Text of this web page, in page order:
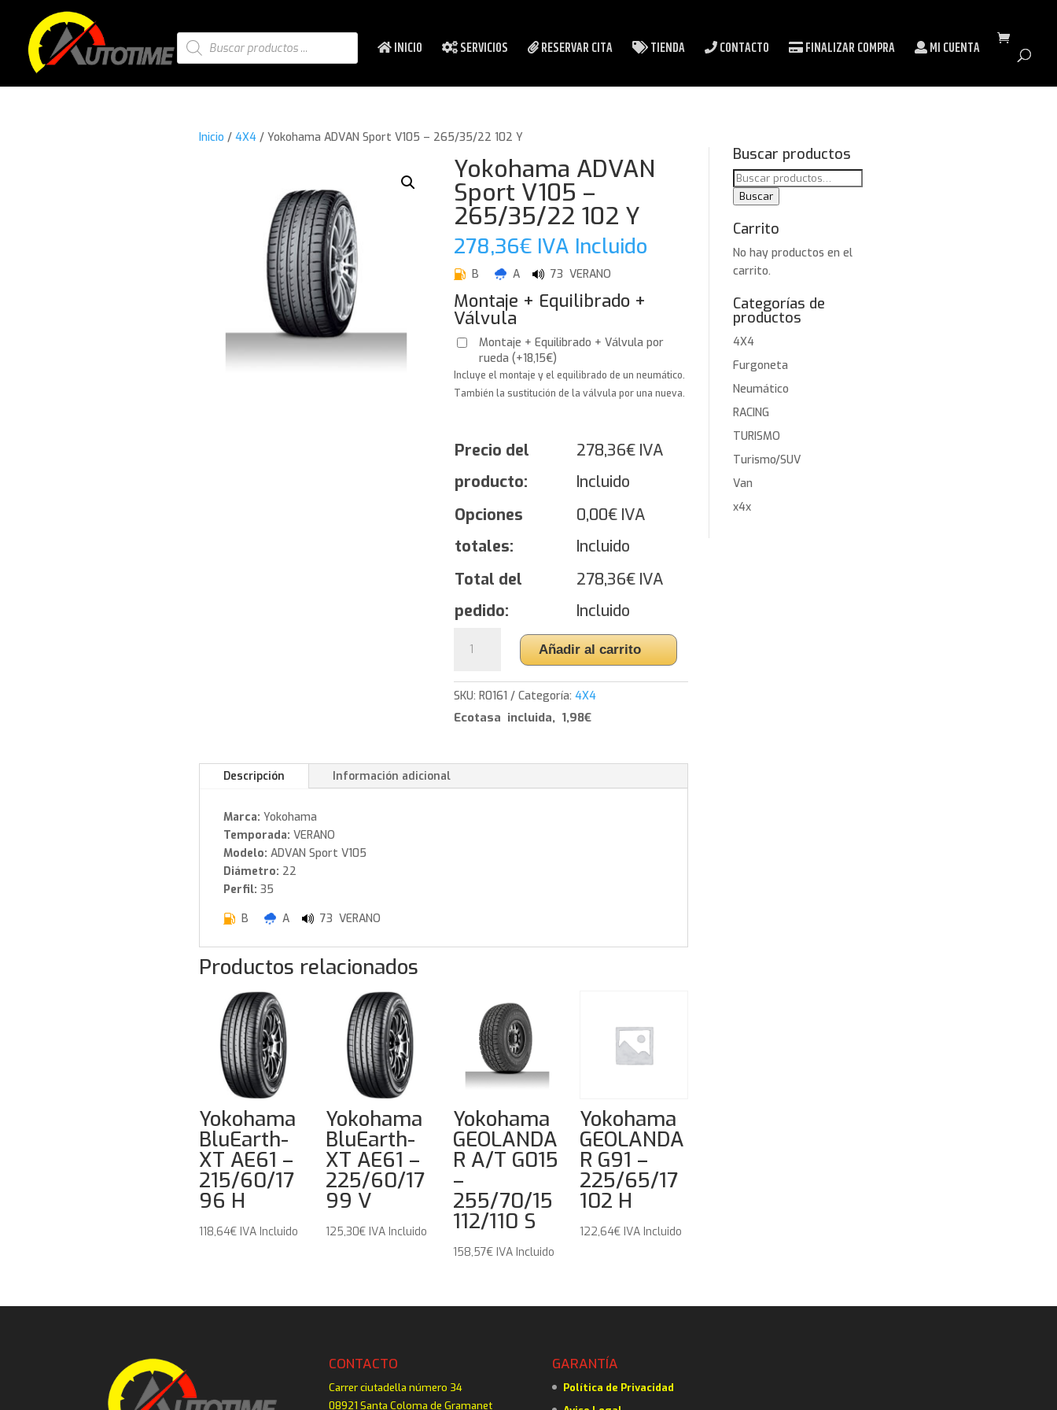
Búsqueda
de
productos
INICIO SERVICIOS RESERVAR CITA TIENDA CONTACTO FINALIZAR COMPRA MI CUENTA
Inicio / 4X4/ Yokohama ADVAN Sport V105 – 265/35/22 102 Y
Yokohama ADVAN
Sport V105 –
265/35/22 102 Y
278,36€ IVA Incluido
B A 73 VERANO
Montaje + Equilibrado +
Válvula
Montaje + Equilibrado + Válvula por
rueda (+18,15€)
Incluye el montaje y el equilibrado de un neumático.
También la sustitución de la válvula por una nueva.
Precio del
producto:
278,36€ IVA
Incluido
Opciones
totales:
0,00€IVA
Incluido
Total del
pedido:
278,36€IVA
Incluido
ADVAN
V105
Y
Añadir al carrito
SKU: R0161 Categoría: 4X4
Ecotasa incluida, 1,98€
Descripción Información adicional
Marca: Yokohama
Temporada: VERANO
Modelo: ADVAN Sport V105
Diámetro: 22
Perfil: 35
B
A 73 VERANO
Productos relacionados
Yokohama
BluEarth-
XT AE61 –
215/60/17
96 H
118,64€ IVA Incluido
Yokohama
BluEarth-
XT AE61 –
225/60/17
99 V
125,30€ IVA Incluido
Yokohama
GEOLANDA
R A/T G015
–
255/70/15
112/110 S
158,57€ IVA Incluido
Yokohama
GEOLANDA
R G91 –
225/65/17
102 H
122,64€ IVA Incluido
Buscar productos
Buscar
por:
Buscar
Carrito
No hay productos en el
carrito.
Categorías de
productos
4X4
Furgoneta
Neumático
RACING
TURISMO
Turismo/SUV
Van
x4x
CONTACTO
Carrer ciutadella número 34
08921 Santa Coloma de Gramanet
GARANTÍA
Política de Privacidad